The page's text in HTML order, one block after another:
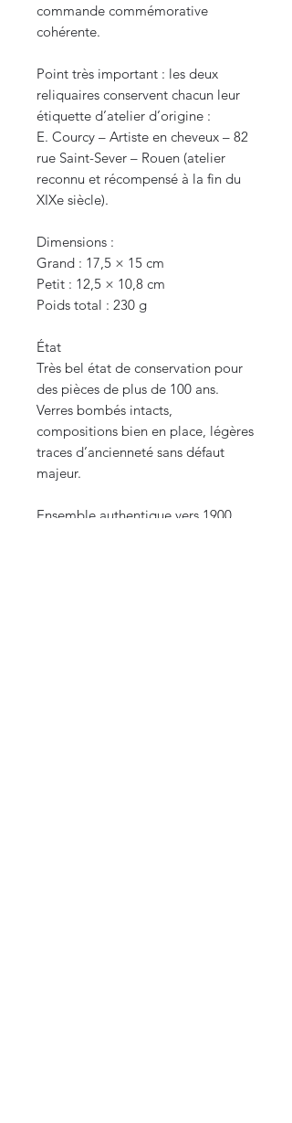
commande commémorative
cohérente.
Point très important : les deux
reliquaires conservent chacun leur
étiquette d’atelier d’origine :
E. Courcy – Artiste en cheveux – 82
rue Saint-Sever – Rouen (atelier
reconnu et récompensé à la fin du
XIXe siècle).
Dimensions :
Grand : 17,5 × 15 cm
Petit : 12,5 × 10,8 cm
Poids total : 230 g
État
Très bel état de conservation pour
des pièces de plus de 100 ans.
Verres bombés intacts,
compositions bien en place, légères
traces d’ancienneté sans défaut
majeur.
Ensemble authentique vers 1900,